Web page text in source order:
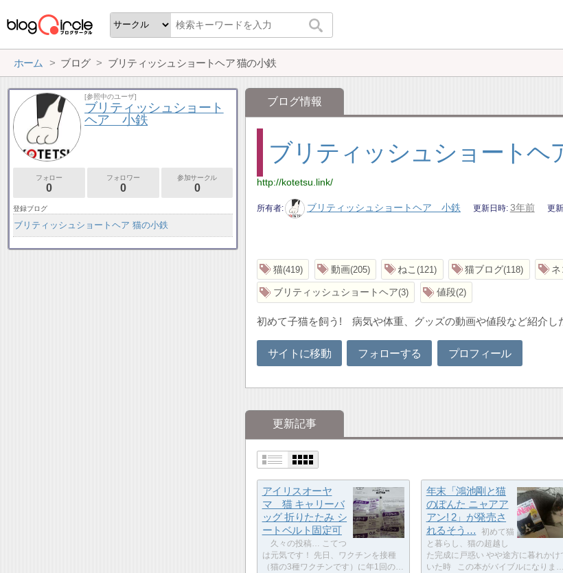
ホーム ブログ ブリティッシュショートヘア 猫の小鉄
ブログ情報
ブリティッシュショートヘ
http://kotetsu.link/
所有者 ブリティッシュショートヘア 小鉄 更新日時 3年前 更
猫 419 動画 205 ねこ 121 猫ブログ 118
ブリティッシュショートヘア 3 値段 2
初めて子猫を飼う! 病気や体重、グッズの動画や値段など紹介し
サイトに移動 フォローする プロフィール
更新記事
アイリスオーヤ
マ 猫 キャリーバ
ッグ 折りたたみ シ
ートベルト固定可
久々の投稿… こてつ
は元気です！ 先日、ワクチンを接種
（猫の3種ワクチンです）に年1回の…
年末「鴻池剛と猫
のぽんた ニャアア
アン! 2」が発売さ
れるそう…
初めて猫
と暮らし、猫の超越し
た完成に戸惑い やや途方に暮れかけ
いた時 この本がバイブルになりま…
[参照中のユーザ]
ブリティッシュショート
ヘア 小鉄
フォロー
0
フォロワー
0
参加サークル
0
登録ブログ
ブリティッシュショートヘア 猫の小鉄